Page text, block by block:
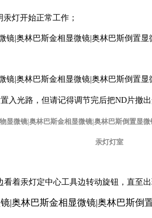
灯开始正常工作；
入光路，但请记得调节完后把ND片撤
汞灯灯室
着汞灯定中心工具边转动旋钮，直至